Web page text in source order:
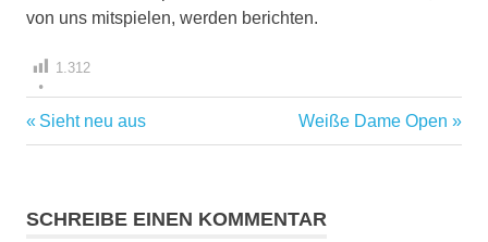
von uns mitspielen, werden berichten.
1.312
Beitragsnavigation
Vorheriger
Beitrag:
Sieht neu aus
Nächster
Beitrag:
Weiße Dame Open
SCHREIBE EINEN KOMMENTAR